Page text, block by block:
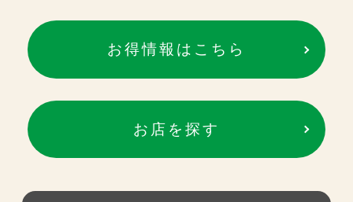
お得情報はこちら
お店を探す